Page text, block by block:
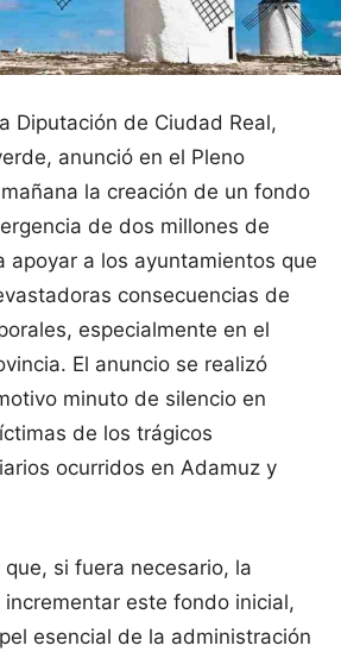
Diputación de Ciudad Real,
anunció en el Pleno
la creación de un fondo
de dos millones de
apoyar a los ayuntamientos que
consecuencias de
especialmente en el
El anuncio se realizó
minuto de silencio en
de los trágicos
ocurridos en Adamuz y
si fuera necesario, la
este fondo inicial,
esencial de la administración